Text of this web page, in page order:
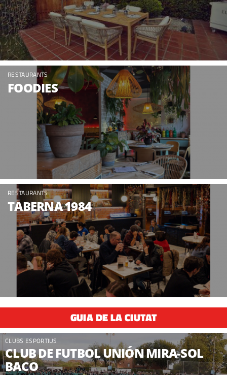
RESTAURANTS
FOODIES
RESTAURANTS
TABERNA 1984
GUIA DE LA CIUTAT
CLUBS ESPORTIUS
CLUB DE FUTBOL UNIÓN MIRA-SOL
BACO